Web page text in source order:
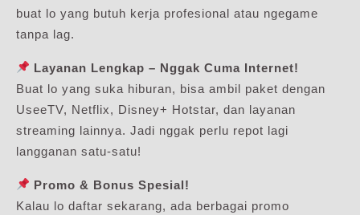
buat lo yang butuh kerja profesional atau ngegame
tanpa lag.
Layanan Lengkap – Nggak Cuma Internet!
Buat lo yang suka hiburan, bisa ambil paket dengan
UseeTV, Netflix, Disney+ Hotstar, dan layanan
streaming lainnya. Jadi nggak perlu repot lagi
langganan satu-satu!
Promo & Bonus Spesial!
Kalau lo daftar sekarang, ada berbagai promo